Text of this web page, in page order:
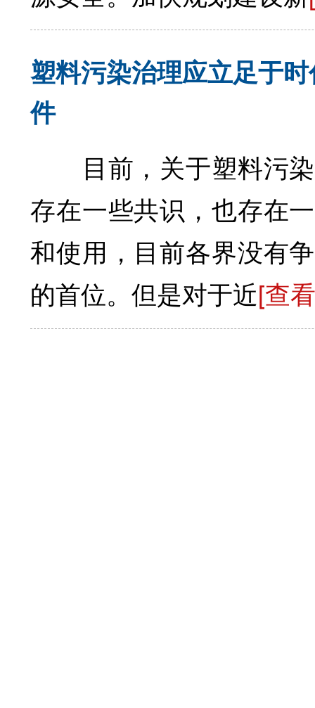
塑料污染治理应立足于
件
目前，关于塑料污染
存在一些共识，也存在
和使用，目前各界没有
的首位。但是对于近[查